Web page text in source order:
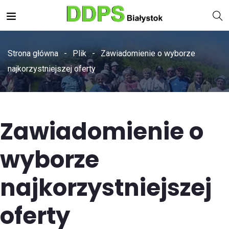
Strona główna Plik
Zawiadomienie o wyborze
najkorzystniejszej oferty
Zawiadomienie o
wyborze
najkorzystniejszej
oferty